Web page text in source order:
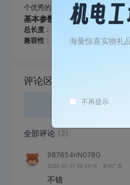
个优秀的开源作品，可以说是一
基本参数：
总长度 ：130mm（可根据个人需
兼容性 ：适配标准 K98 结构，可
失
评论区
全部评论 (2)
987654nN078G
2026-01-27 08:24:15 来自广东
不错
海量惊喜实物礼
不再提示